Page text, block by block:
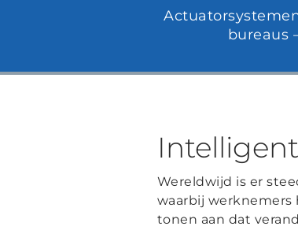
bureaus
Wereldwijd is er
waarbij werknemers
tonen aan dat